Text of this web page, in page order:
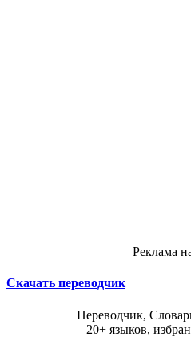
Реклама
Скачать переводчик
Переводчик,
20+ языков,